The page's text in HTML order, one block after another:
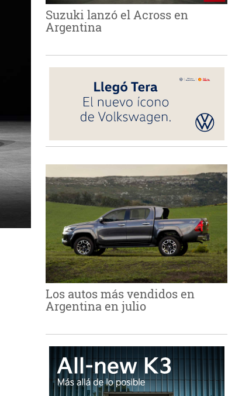
Suzuki lanzó el Across en
Argentina
Los autos más vendidos en
Argentina en julio